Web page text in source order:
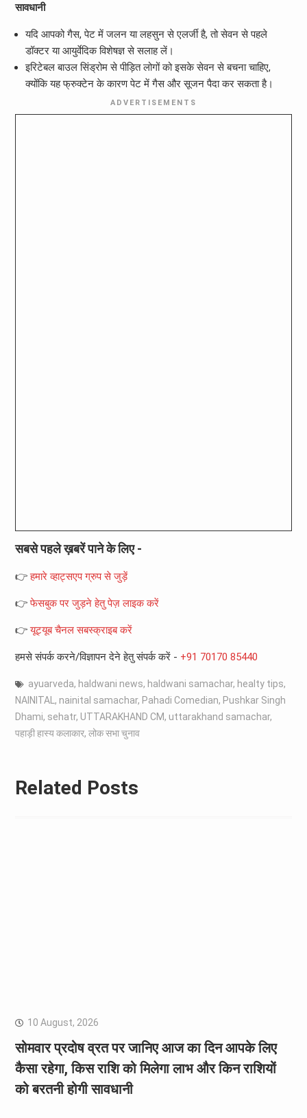
सावधानी
यदि आपको गैस, पेट में जलन या लहसुन से एलर्जी है, तो सेवन से पहले
डॉक्टर या आयुर्वेदिक विशेषज्ञ से सलाह लें।
इरिटेबल बाउल सिंड्रोम से पीड़ित लोगों को इसके सेवन से बचना चाहिए,
क्योंकि यह फ्रुक्टेन के कारण पेट में गैस और सूजन पैदा कर सकता है।
ADVERTISEMENTS
सबसे पहले ख़बरें पाने के लिए -
👉हमारे व्हाट्सएप ग्रुप से जुड़ें
👉फेसबुक पर जुड़ने हेतु पेज़ लाइक करें
👉यूट्यूब चैनल सबस्क्राइब करें
हमसे संपर्क करने/विज्ञापन देने हेतु संपर्क करें - +91 70170 85440
ayuarveda, haldwani news, haldwani samachar, healty tips,
NAINITAL , nainital samachar, Pahadi Comedian, Pushkar Singh
Dhami, sehatr, UTTARAKHAND CM, uttarakhand samachar,
पहाड़ी हास्य कलाकार, लोक सभा चुनाव
Related Posts
10 August, 2026
सोमवार प्रदोष व्रत पर जानिए आज का दिन आपके लिए
कैसा रहेगा, किस राशि को मिलेगा लाभ और किन राशियों
को बरतनी होगी सावधानी